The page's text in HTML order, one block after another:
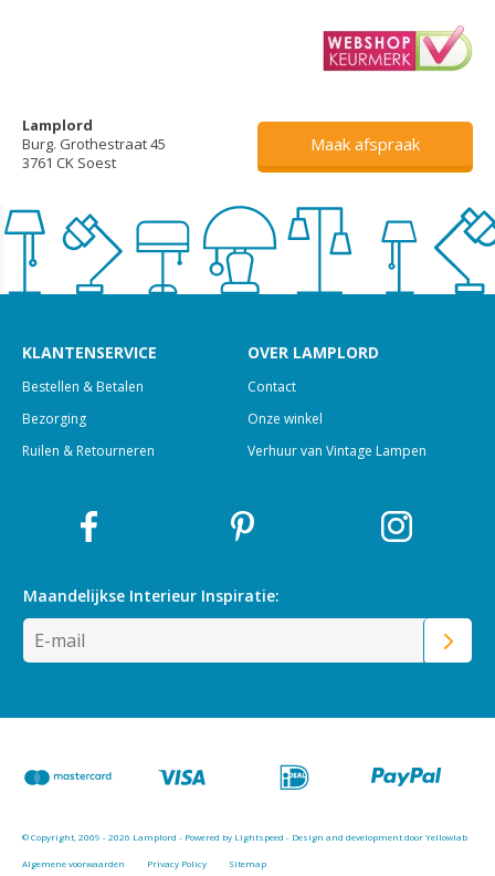
Lamplord
Burg. Grothestraat 45
3761 CK Soest
Maak afspraak
KLANTENSERVICE
Bestellen & Betalen
Bezorging
Ruilen & Retourneren
OVER LAMPLORD
Contact
Onze winkel
Verhuur van Vintage Lampen
Maandelijkse Interieur Inspiratie:
© Copyright, 2009 - 2026 Lamplord - Powered by Lightspeed - Design and development door Yellowlab
Algemene voorwaarden Privacy Policy Sitemap